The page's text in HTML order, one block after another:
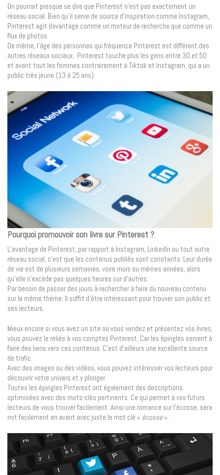
On pourrait presque se dire que Pinterest n’est pas exactement un
réseau social. Bien qu’il serve de source d’inspiration comme Instagram,
Pinterest agit davantage comme un moteur de recherche que comme un
flux de photos.
De même, l’âge des personnes qui fréquence Pinterest est différent des
autres réseaux sociaux. Pinterest touche plus les gens entre 30 et 50
et avant tout les femmes contrairement à Tiktok et Instagram, qui a un
public très jeune (13 à 25 ans).
Pourquoi promouvoir son livre sur Pinterest ?
L’avantage de Pinterest, par rapport à Instagram, LinkedIn ou tout autre
réseau social, c’est que les contenus publiés sont constants. Leur durée
de vie est de plusieurs semaines, voire mois ou mêmes années, alors
qu’elle n’excède pas quelques heures sur d’autres.
Par besoin de passer des jours à rechercher à faire du nouveau contenu
sur le même thème. Il suffit d’être intéressant pour trouver son public et
ses lecteurs.
Mieux encore si vous avez un site où vous vendez et présentez vos livres,
vous pouvez le reliés à vos comptes Pinterest. Car les épingles servent à
faire des liens vers ces contenus. C’est d’ailleurs une excellente source
de trafic.
Avec des images ou des vidéos, vous pouvez intéresser vos lecteurs pour
découvrir votre univers et y plonger.
Toutes les épingles Pinterest ont également des descriptions
optimisées avec des mots-clés pertinents. Ce qui permet à vos futurs
lecteurs de vous trouver facilement. Ainsi une romance sur l’écosse, sera
mit facilement en avant avec juste le mot clé « écosse».